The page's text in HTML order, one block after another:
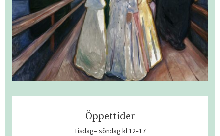
Öppettider
Tisdag– söndag kl 12–17